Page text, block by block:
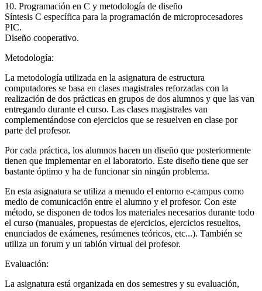
10. Programación en C y metodología de diseño
Síntesis C específica para la programación de microprocesadores
PIC.
Diseño cooperativo.
Metodología:
La metodología utilizada en la asignatura de estructura
computadores se basa en clases magistrales reforzadas con la
realización de dos prácticas en grupos de dos alumnos y que las van
entregando durante el curso. Las clases magistrales van
complementándose con ejercicios que se resuelven en clase por
parte del profesor.
Por cada práctica, los alumnos hacen un diseño que posteriormente
tienen que implementar en el laboratorio. Este diseño tiene que ser
bastante óptimo y ha de funcionar sin ningún problema.
En esta asignatura se utiliza a menudo el entorno e-campus como
medio de comunicación entre el alumno y el profesor. Con este
método, se disponen de todos los materiales necesarios durante todo
el curso (manuales, propuestas de ejercicios, ejercicios resueltos,
enunciados de exámenes, resúmenes teóricos, etc...). También se
utiliza un forum y un tablón virtual del profesor.
Evaluación:
La asignatura está organizada en dos semestres y su evaluación,